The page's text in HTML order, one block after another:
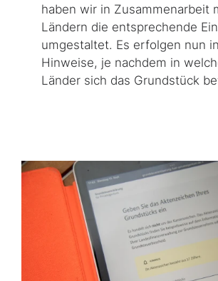
haben wir in Zusammenarbeit
Ländern die entsprechende
umgestaltet. Es erfolgen nun
Hinweise, je nachdem in
Länder sich das Grundstück